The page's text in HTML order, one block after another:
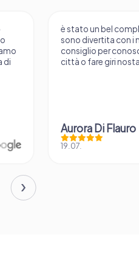
di
è stato un bel
sono divertita con i
consiglio per
città o fare giri
Aurora Di Flauro
19.07.